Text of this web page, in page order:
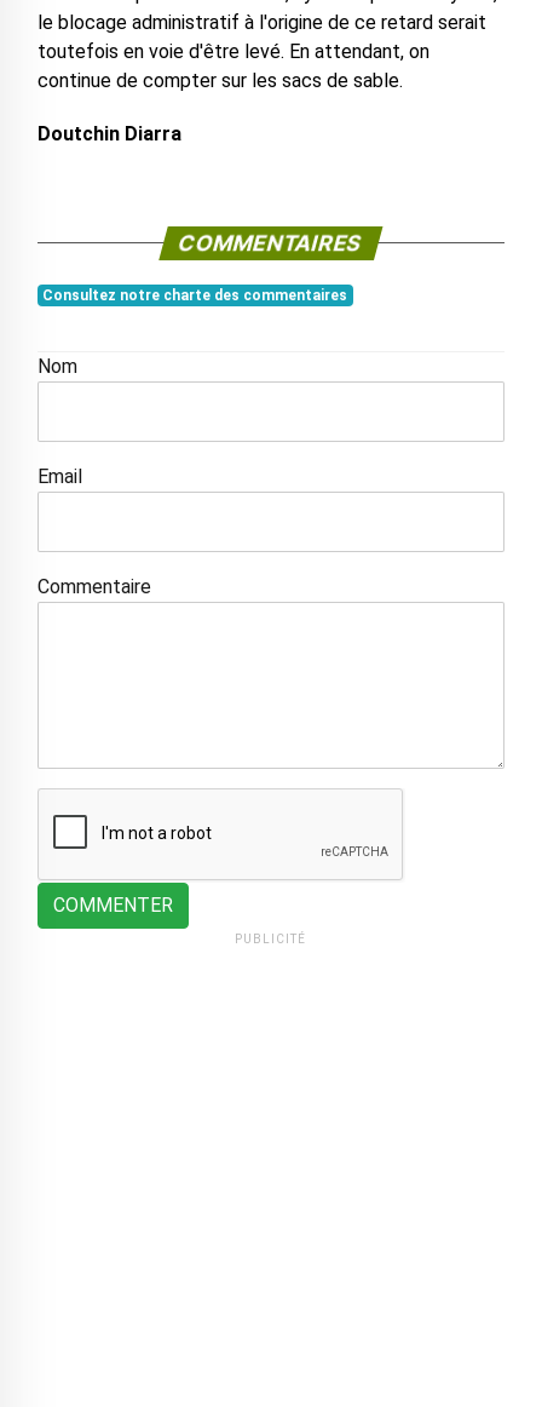
le blocage administratif à l'origine de ce retard serait
toutefois en voie d'être levé. En attendant, on
continue de compter sur les sacs de sable.
Doutchin Diarra
COMMENTAIRES
Consultez notre charte des commentaires
Nom
Email
Commentaire
COMMENTER
PUBLICITÉ